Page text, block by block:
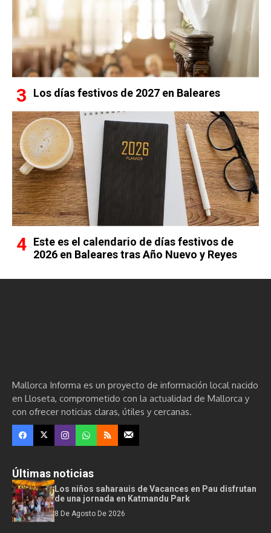
Los días festivos de 2027 en Baleares
Este es el calendario de días festivos de
2026 en Baleares tras Año Nuevo y Reyes
Mallorca Informa es un proyecto de información local nacido
en Lloseta, comprometido con la actualidad de Mallorca y
con ofrecer noticias claras, útiles y cercanas.
Últimas noticias
Los niños saharauis de Vacances en Pau disfrutan
de una jornada en Katmandu Park
8 De Agosto De 2026